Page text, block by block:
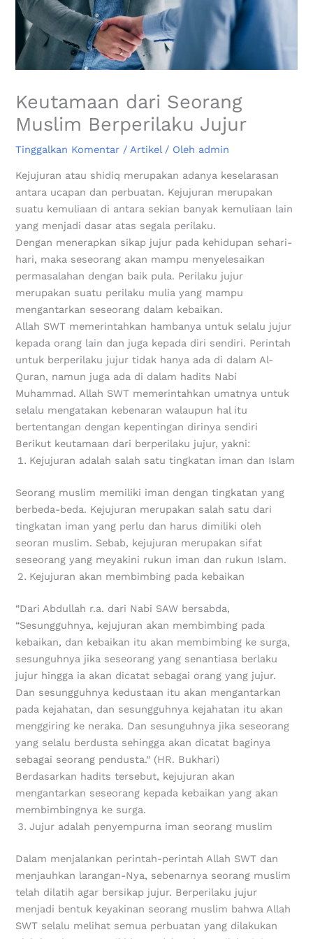
Keutamaan dari Seorang
Muslim Berperilaku Jujur
Tinggalkan Komentar / Artikel / Oleh admin
Kejujuran atau shidiq merupakan adanya keselarasan
antara ucapan dan perbuatan. Kejujuran merupakan
suatu kemuliaan di antara sekian banyak kemuliaan lain
yang menjadi dasar atas segala perilaku.
Dengan menerapkan sikap jujur pada kehidupan sehari-
hari, maka seseorang akan mampu menyelesaikan
permasalahan dengan baik pula. Perilaku jujur
merupakan suatu perilaku mulia yang mampu
mengantarkan seseorang dalam kebaikan.
Allah SWT memerintahkan hambanya untuk selalu jujur
kepada orang lain dan juga kepada diri sendiri. Perintah
untuk berperilaku jujur tidak hanya ada di dalam Al-
Quran, namun juga ada di dalam hadits Nabi
Muhammad. Allah SWT memerintahkan umatnya untuk
selalu mengatakan kebenaran walaupun hal itu
bertentangan dengan kepentingan dirinya sendiri
Berikut keutamaan dari berperilaku jujur, yakni:
Kejujuran adalah salah satu tingkatan iman dan Islam
Seorang muslim memiliki iman dengan tingkatan yang
berbeda-beda. Kejujuran merupakan salah satu dari
tingkatan iman yang perlu dan harus dimiliki oleh
seoran muslim. Sebab, kejujuran merupakan sifat
seseorang yang meyakini rukun iman dan rukun Islam.
Kejujuran akan membimbing pada kebaikan
“Dari Abdullah r.a. dari Nabi SAW bersabda,
“Sesungguhnya, kejujuran akan membimbing pada
kebaikan, dan kebaikan itu akan membimbing ke surga,
sesunguhnya jika seseorang yang senantiasa berlaku
jujur hingga ia akan dicatat sebagai orang yang jujur.
Dan sesungguhnya kedustaan itu akan mengantarkan
pada kejahatan, dan sesungguhnya kejahatan itu akan
menggiring ke neraka. Dan sesunguhnya jika seseorang
yang selalu berdusta sehingga akan dicatat baginya
sebagai seorang pendusta.” (HR. Bukhari)
Berdasarkan hadits tersebut, kejujuran akan
mengantarkan seseorang kepada kebaikan yang akan
membimbingnya ke surga.
Jujur adalah penyempurna iman seorang muslim
Dalam menjalankan perintah-perintah Allah SWT dan
menjauhkan larangan-Nya, sebenarnya seorang muslim
telah dilatih agar bersikap jujur. Berperilaku jujur
menjadi bentuk keyakinan seorang muslim bahwa Allah
SWT selalu melihat semua perbuatan yang dilakukan